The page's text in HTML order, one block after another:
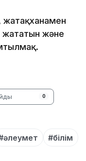
жатақханамен
жататын және
0
#білім